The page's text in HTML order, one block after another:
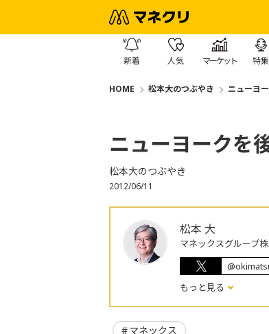
新着 人気 マーケット 特集
HOME 松本大のつぶやき ニューヨ
ニューヨークを
松本大のつぶやき
2012/06/11
松本 大
マネックスグループ
もっと見る
マネックス